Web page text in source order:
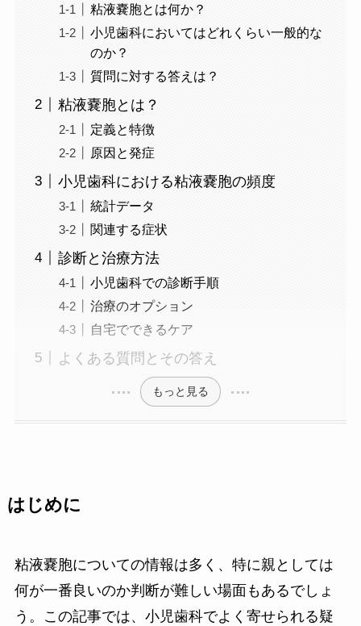
粘液嚢胞とは何か？
小児歯科においてはどれくらい一般的な
のか？
質問に対する答えは？
粘液嚢胞とは？
定義と特徴
原因と発症
小児歯科における粘液嚢胞の頻度
統計データ
関連する症状
診断と治療方法
小児歯科での診断手順
治療のオプション
自宅でできるケア
よくある質問とその答え
もっと見る
はじめに
粘液嚢胞についての情報は多く、特に親としては
何が一番良いのか判断が難しい場面もあるでしょ
う。この記事では、小児歯科でよく寄せられる疑